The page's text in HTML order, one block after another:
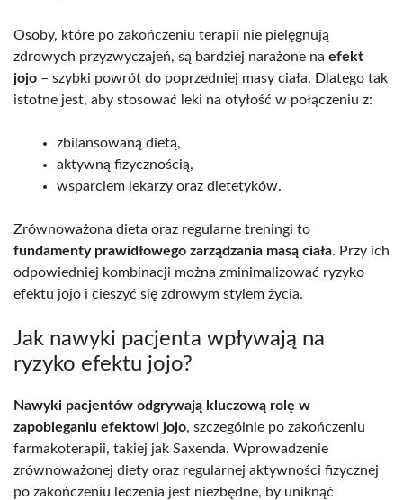
Osoby, które po zakończeniu terapii nie pielęgnują
zdrowych przyzwyczajeń, są bardziej narażone na efekt
jojo – szybki powrót do poprzedniej masy ciała. Dlatego tak
istotne jest, aby stosować leki na otyłość w połączeniu z:
zbilansowaną dietą,
aktywną fizycznością,
wsparciem lekarzy oraz dietetyków.
Zrównoważona dieta oraz regularne treningi to
fundamenty prawidłowego zarządzania masą ciała. Przy ich
odpowiedniej kombinacji można zminimalizować ryzyko
efektu jojo i cieszyć się zdrowym stylem życia.
Jak nawyki pacjenta wpływają na
ryzyko efektu jojo?
Nawyki pacjentów odgrywają kluczową rolę w
zapobieganiu efektowi jojo, szczególnie po zakończeniu
farmakoterapii, takiej jak Saxenda. Wprowadzenie
zrównoważonej diety oraz regularnej aktywności fizycznej
po zakończeniu leczenia jest niezbędne, by uniknąć